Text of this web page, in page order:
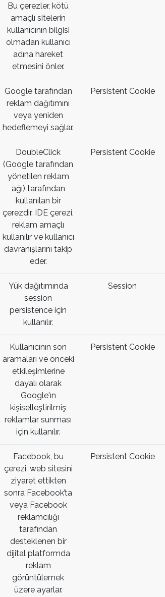
Bu çerezler, kötü
amaçlı sitelerin
kullanıcının bilgisi
olmadan kullanıcı
adına hareket
etmesini önler.
Google tarafından
reklam dağıtımını
veya yeniden
hedeflemeyi sağlar.
Persistent Cookie
DoubleClick
(Google tarafından
yönetilen reklam
ağı) tarafından
kullanılan bir
çerezdir. IDE çerezi,
reklam amaçlı
kullanılır ve kullanıcı
davranışlarını takip
eder.
Persistent Cookie
Yük dağıtımında
session
persistence için
kullanılır.
Session
Kullanıcının son
aramaları ve önceki
etkileşimlerine
dayalı olarak
Google'ın
kişiselleştirilmiş
reklamlar sunması
için kullanılır.
Persistent Cookie
Facebook, bu
çerezi, web sitesini
ziyaret ettikten
sonra Facebook’ta
veya Facebook
reklamcılığı
tarafından
desteklenen bir
dijital platformda
reklam
görüntülemek
üzere ayarlar.
Persistent Cookie